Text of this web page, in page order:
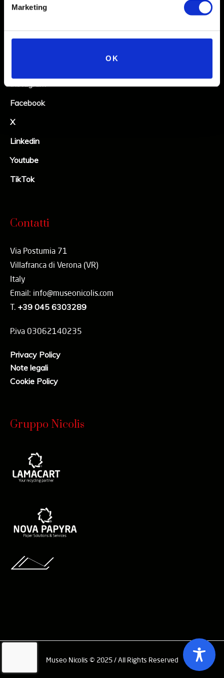
Marketing
OK
Facebook
X
Linkedin
Youtube
TikTok
Contatti
Via Postumia 71
Villafranca di Verona (VR)
Italy
Email: info@museonicolis.com
T. +39 045 6303289
P.iva 03062140235
Privacy Policy
Note legali
Cookie Policy
Gruppo Nicolis
Museo Nicolis © 2025 / All Rights Reserved